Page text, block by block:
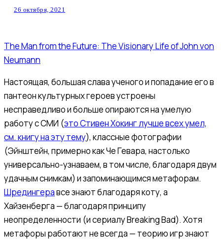
26 октября, 2021
The Man from the Future: The Visionary Life of John von
Neumann
Настоящая, большая слава ученого и попадание его в
пантеон культурных героев устроены
несправедливо и больше опираются на умелую
работу с СМИ (это Стивен Хокинг лучше всех умел,
см. книгу на эту тему), классные фотографии
(Эйнштейн, примерно как Че Гевара, настолько
универсально-узнаваем, в том числе, благодаря двум
удачным снимкам) и запоминающимся метафорам.
Шредингеравсе знают благодаря коту, а
Хайзенберга — благодаря принципу
неопределенности (и сериалу Breaking Bad). Хотя
метафоры работают не всегда — теорию игр знают